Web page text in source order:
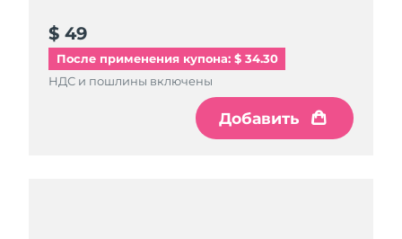
$ 49
После применения купона: $ 34.30
НДС и пошлины включены
Добавить